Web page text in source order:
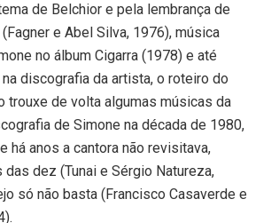
de Belchior e pela lembrança de
e Abel Silva, 1976), música
no álbum Cigarra (1978) e até
discografia da artista, o roteiro do
trouxe de volta algumas músicas da
de Simone na década de 1980,
há anos a cantora não revisitava,
dez (Tunai e Sérgio Natureza,
só não basta (Francisco Casaverde e